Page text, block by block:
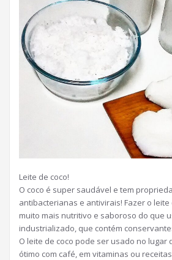
Leite de coco!
O coco é super saudável e tem
antibacterianas e antivirais! Fazer o leite
muito mais nutritivo e saboroso do que
industrializado, que contém
O leite de coco pode ser usado no lugar
ótimo com café, em vitaminas ou